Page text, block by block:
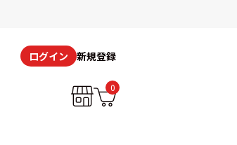
ログイン 新規登録
0